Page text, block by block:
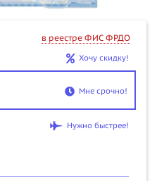
в реестре ФИС ФРДО
Хочу скидку!
Мне срочно!
Нужно быстрее!